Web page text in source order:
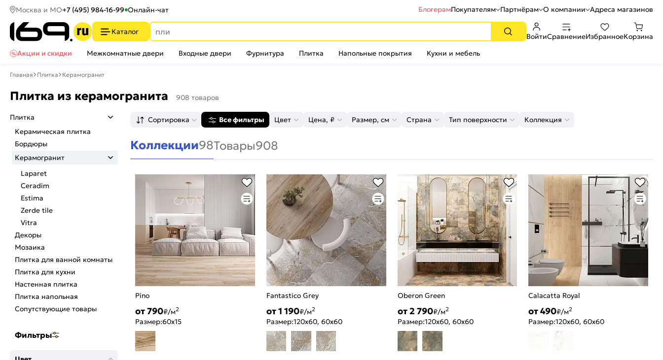
Москва и МО+7 (495) 984-16-99 Онлайн-чат БлогерамПокупателям Партнёрам О компании Адреса магазинов
Каталог
ВойтиСравнениеИзбранноеКорзина
Акции и скидки
Межкомнатные двери Входные двери Фурнитура Плитка Напольные покрытия Кухни и мебель
Главная Плитка Керамогранит
Плитка из керамогранита 908 товаров
Плитка
Керамическая плитка
Бордюры
Керамогранит
Laparet
Ceradim
Estima
Zerde tile
Vitra
Декоры
Мозаика
Плитка для ванной комнаты
Плитка для кухни
Настенная плитка
Плитка напольная
Сопутствующие товары
Фильтры
Сортировка Все фильтры Цвет Цена, ₽ Размер, см Страна Тип поверхности Коллекция
Коллекции98Товары908
Pino
от 790₽/м2
Размер:60x15
Fantastico Grey
от 1 190₽/м2
Размер:120x60, 60x60
Oberon Green
от 2 790₽/м2
Размер:120x60, 60x60
Calacatta Royal
от 490₽/м2
Размер:120x60, 60x60